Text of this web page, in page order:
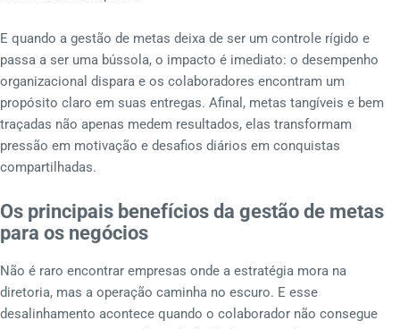
E quando a gestão de metas deixa de ser um controle rígido e
passa a ser uma bússola, o impacto é imediato: o desempenho
organizacional dispara e os colaboradores encontram um
propósito claro em suas entregas. Afinal, metas tangíveis e bem
traçadas não apenas medem resultados, elas transformam
pressão em motivação e desafios diários em conquistas
compartilhadas.
Os principais benefícios da gestão de metas
para os negócios
Não é raro encontrar empresas onde a estratégia mora na
diretoria, mas a operação caminha no escuro. E esse
desalinhamento acontece quando o colaborador não consegue